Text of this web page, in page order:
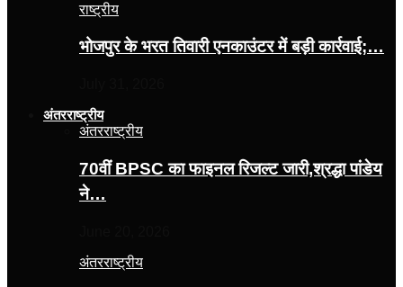
राष्ट्रीय
भोजपुर के भरत तिवारी एनकाउंटर में बड़ी कार्रवाई;…
अंतरराष्ट्रीय
अंतरराष्ट्रीय
70वीं BPSC का फाइनल रिजल्ट जारी,श्रद्धा पांडेय
ने…
अंतरराष्ट्रीय